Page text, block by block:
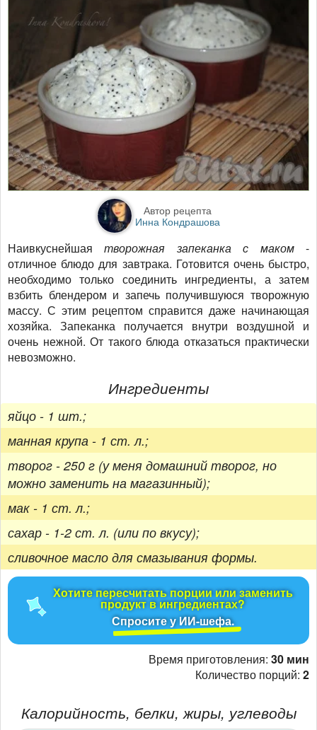
Автор рецепта
Инна Кондрашова
Наивкуснейшая творожная запеканка с маком-
отличное блюдо для завтрака. Готовится очень быстро,
необходимо только соединить ингредиенты, а затем
взбить блендером и запечь получившуюся творожную
массу. С этим рецептом справится даже начинающая
хозяйка. Запеканка получается внутри воздушной и
очень нежной. От такого блюда отказаться практически
невозможно.
Ингредиенты
яйцо - 1 шт.;
манная крупа - 1 ст. л.;
творог - 250 г (у меня домашний творог, но
можно заменить на магазинный);
мак - 1 ст. л.;
сахар - 1-2 ст. л. (или по вкусу);
сливочное масло для смазывания формы.
Хотите пересчитать порции или заменить
продукт в ингредиентах?
Спросите у ИИ-шефа.
Время приготовления: 30 мин
Количество порций: 2
Калорийность, белки, жиры, углеводы